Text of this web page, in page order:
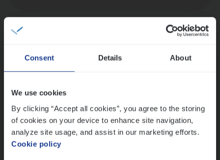
Consent Details About
We use cookies
By clicking “Accept all cookies”, you agree to the storing
of cookies on your device to enhance site navigation,
analyze site usage, and assist in our marketing efforts.
Cookie policy
Dos­sier­be­heer­der Onder­ne­min­gen Van­b­
re­da Huys­mans — Mechelen
Dos­sier­be­heer­der Pro­per­ty verzekeringen
Insurance Operations